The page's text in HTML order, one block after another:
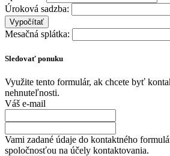
Úroková sadzba:
Mesačná splátka:
Sledovať ponuku
Využite tento formulár, ak chcete byť
nehnuteľnosti.
Váš e-mail
Vami zadané údaje do kontaktného
spoločnosťou na účely kontaktovania.